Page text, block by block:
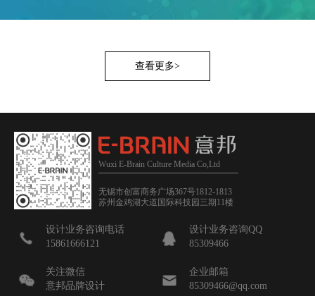
查看更多>
Wuxi E-Brain Culture Media Co,Ltd
无锡市创富商务广场367号1812-1813
苏州金鸡湖大道国际科技园三期11楼
设计业务咨询电话
15861666121
设计业务咨询QQ
85309466
关注微信
意邦品牌设计
企业邮箱
85309466@qq.com